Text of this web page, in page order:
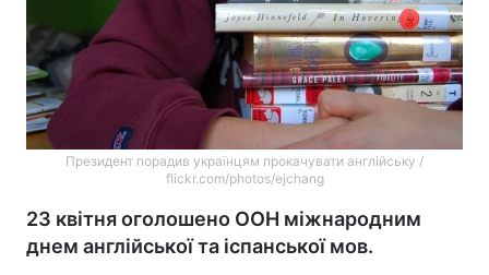
Президент порадив українцям прокачувати англійську /
flickr.com/photos/ejchang
23 квітня оголошено ООН міжнародним
днем англійської та іспанської мов.